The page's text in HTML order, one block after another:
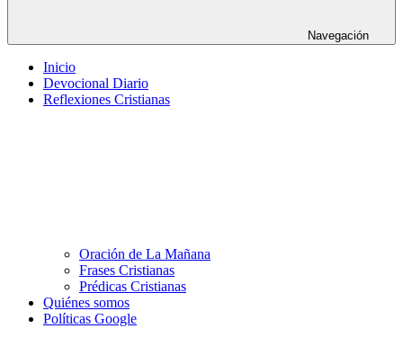
Navegación
Inicio
Devocional Diario
Reflexiones Cristianas
Oración de La Mañana
Frases Cristianas
Prédicas Cristianas
Quiénes somos
Políticas Google